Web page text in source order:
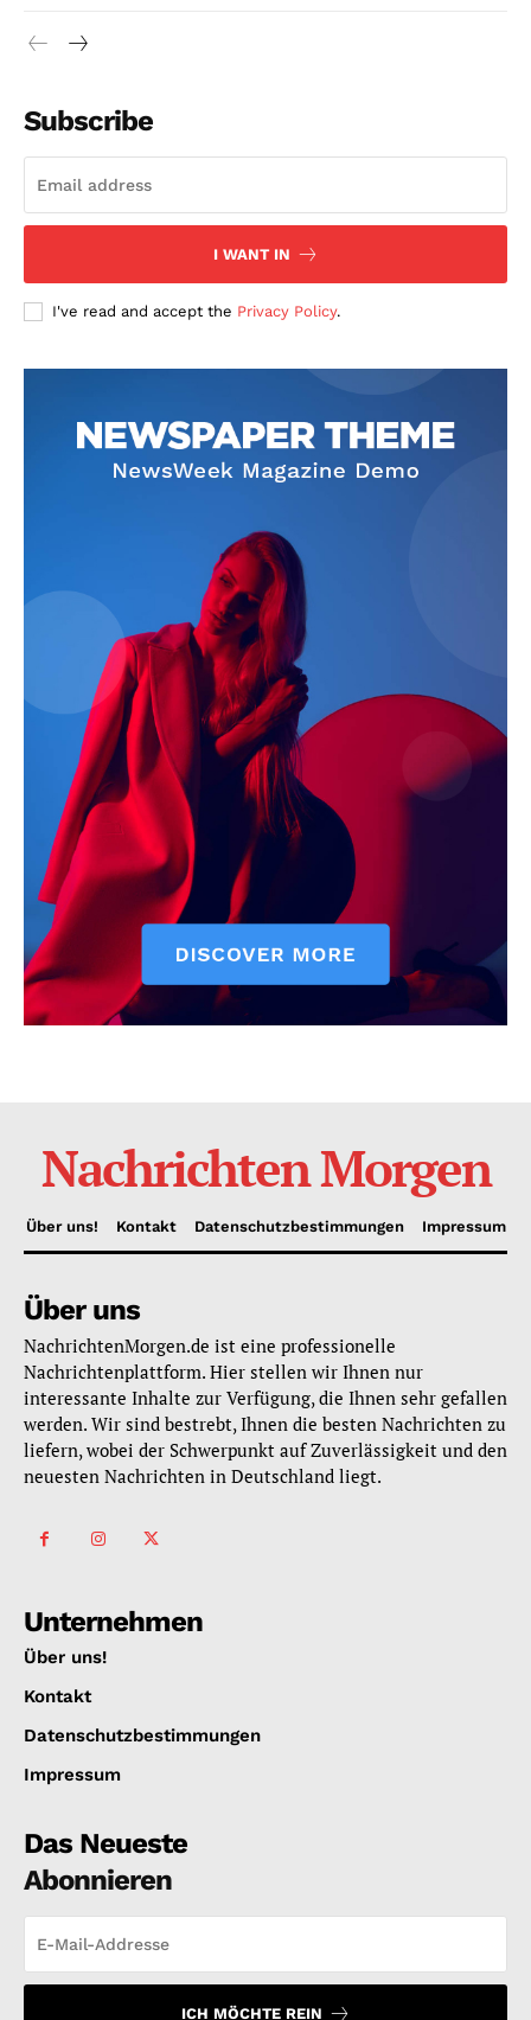
Subscribe
I WANT IN
I've read and accept the Privacy Policy.
Nachrichten Morgen
Über uns! Kontakt Datenschutzbestimmungen Impressum
Über uns
NachrichtenMorgen.de ist eine professionelle
Nachrichtenplattform. Hier stellen wir Ihnen nur
interessante Inhalte zur Verfügung, die Ihnen sehr gefallen
werden. Wir sind bestrebt, Ihnen die besten Nachrichten zu
liefern, wobei der Schwerpunkt auf Zuverlässigkeit und den
neuesten Nachrichten in Deutschland liegt.
Unternehmen
Über uns!
Kontakt
Datenschutzbestimmungen
Impressum
Das Neueste
Abonnieren
ICH MÖCHTE REIN